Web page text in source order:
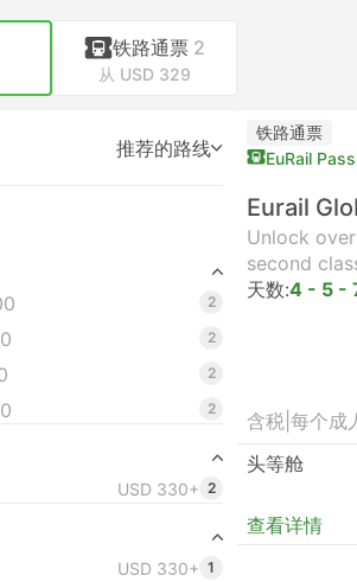
铁路通票 2
从 USD 329
推荐的路线
2
2
2
2
USD 330+ 2
USD 330+ 1
铁路通票
EuRail Pass
Eurail
Unlock
second
天数:4 - 5 -
含税 每个成
头等舱
查看详情